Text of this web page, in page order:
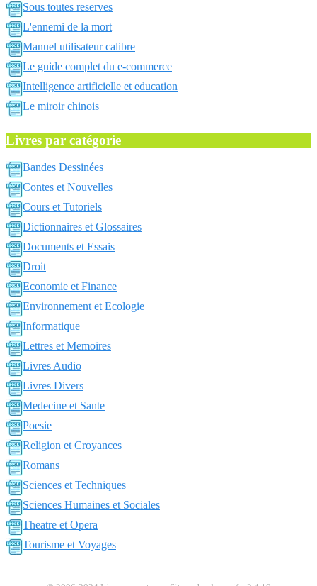
Sous toutes reserves
L'ennemi de la mort
Manuel utilisateur calibre
Le guide complet du e-commerce
Intelligence artificielle et education
Le miroir chinois
Livres par catégorie
Bandes Dessinées
Contes et Nouvelles
Cours et Tutoriels
Dictionnaires et Glossaires
Documents et Essais
Droit
Economie et Finance
Environnement et Ecologie
Informatique
Lettres et Memoires
Livres Audio
Livres Divers
Medecine et Sante
Poesie
Religion et Croyances
Romans
Sciences et Techniques
Sciences Humaines et Sociales
Theatre et Opera
Tourisme et Voyages